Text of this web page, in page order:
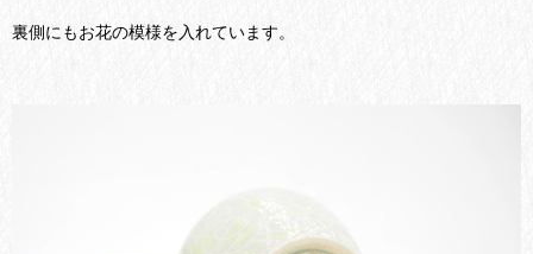
裏側にもお花の模様を入れています。